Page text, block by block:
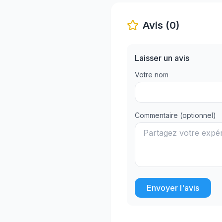
Avis (0)
Laisser un avis
Votre nom
Commentaire (optionnel)
Envoyer l'avis